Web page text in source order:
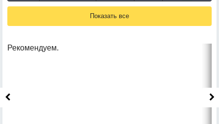
Показать все
Рекомендуем.